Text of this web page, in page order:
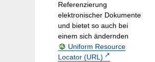
Referenzierung
elektronischer Dokumente
und bietet so auch bei
einem sich ändernden
Uniform Resource
Locator (URL)